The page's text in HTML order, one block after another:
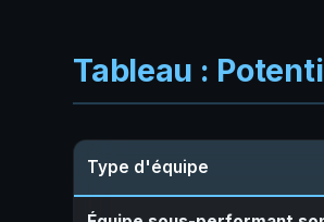
Tableau :
Type d'équipe